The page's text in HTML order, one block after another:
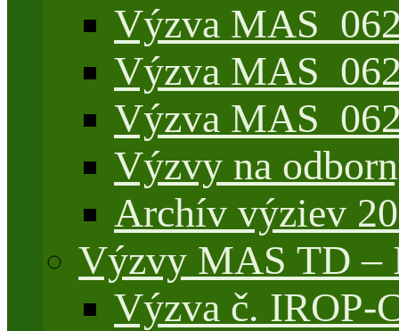
Výzva
Výzva
Výzva
Výzvy na
Archív výziev
Výzvy MAS TD –
Výzva č. IROP-